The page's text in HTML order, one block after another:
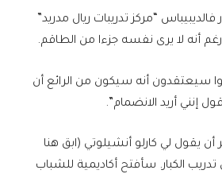
“مركز تدريبات ريال مدريد”
رغم أنه لا يرى نفسه جزءا من الطاقم.
سيعتقدون أنه سيكون من الرائع أن
إنني أريد الانضمام”.
يقول لي كارلو أنشيلوتي (ابق هنا
الكبار. سأفتح أكاديمية للشباب